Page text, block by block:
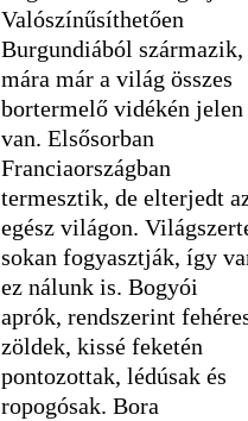
Valószínűsíthetően
Burgundiából származik,
mára már a világ összes
bortermelő vidékén jelen
van. Elsősorban
Franciaországban
termesztik, de elterjedt
egész világon.
sokan fogyasztják, így
ez nálunk is. Bogyói
aprók, rendszerint
zöldek, kissé feketén
pontozottak, lédúsak és
ropogósak. Bora